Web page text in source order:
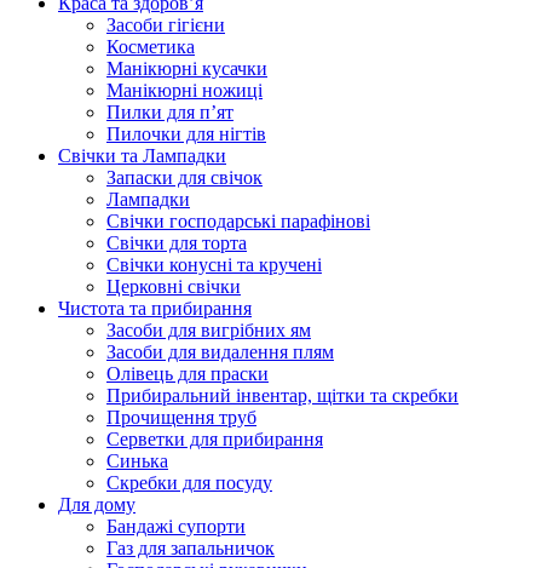
Засоби гігієни
Косметика
Манікюрні кусачки
Манікюрні ножиці
Пилки для п’ят
Пилочки для нігтів
Свічки та Лампадки
Запаски для свічок
Лампадки
Свічки господарські парафінові
Свічки для торта
Свічки конусні та кручені
Церковні свічки
Чистота та прибирання
Засоби для вигрібних ям
Засоби для видалення плям
Олівець для праски
Прибиральний інвентар, щітки та скребки
Прочищення труб
Серветки для прибирання
Синька
Скребки для посуду
Для дому
Бандажі супорти
Газ для запальничок